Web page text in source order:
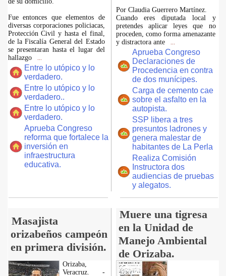
Fue entonces que elementos de
diversas corporaciones policiacas,
Protección Civil y hasta el final,
de la Fiscalía General del Estado
se presentaran hasta el lugar del
hallazgo
Entre lo utópico y lo
verdadero.
Entre lo utópico y lo
verdadero..
Entre lo utópico y lo
verdadero.
Aprueba Congreso
reforma que fortalece la
inversión en
infraestructura
educativa.
Por Claudia Guerrero Martínez.
Cuando eres diputada local y
pretendes aplicar leyes que no
proceden, como forma amenazante
y distractora ante
Aprueba Congreso
Declaraciones de
Procedencia en contra
de dos munícipes.
Carga de cemento cae
sobre el asfalto en la
autopista.
SSP libera a tres
presuntos ladrones y
genera malestar de
habitantes de La Perla
Realiza Comisión
Instructora dos
audiencias de pruebas
y alegatos.
Masajista
orizabeños campeón
en primera división.
Muere una tigresa
en la Unidad de
Manejo Ambiental
de Orizaba.
Orizaba,
Veracruz. -